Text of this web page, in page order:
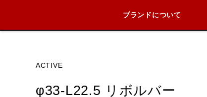
ブランドについて
ACTIVE
φ33-L22.5 リボルバー